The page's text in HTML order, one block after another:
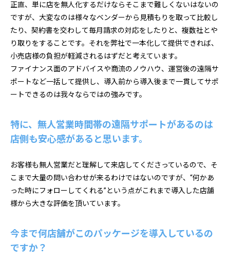
正直、単に店を無人化するだけならそこまで難しくないはないの
ですが、大変なのは様々なベンダーから見積もりを取って比較し
たり、契約書を交わして毎月請求の対応をしたりと、複数社とや
り取りをすることです。それを弊社で一本化して提供できれば、
小売店様の負担が軽減されるはずだと考えています。
ファイナンス面のアドバイスや商流のノウハウ、運営後の遠隔サ
ポートなど一括して提供し、導入前から導入後まで一貫してサポ
ートできるのは我々ならではの強みです。
特に、無人営業時間帯の遠隔サポートがあるのは
店側も安心感があると思います。
お客様も無人営業だと理解して来店してくださっているので、そ
こまで大量の問い合わせが来るわけではないのですが、“何かあ
った時にフォローしてくれる”という点がこれまで導入した店舗
様から大きな評価を頂いています。
今まで何店舗がこのパッケージを導入しているの
ですか？